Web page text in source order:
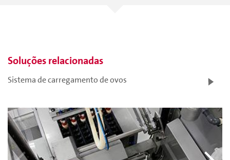
Soluções relacionadas
Sistema de carregamento de ovos